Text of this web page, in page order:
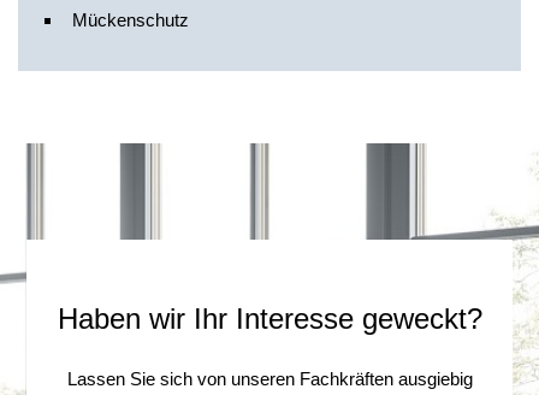
Mückenschutz
Haben wir Ihr Interesse geweckt?
Lassen Sie sich von unseren Fachkräften ausgiebig